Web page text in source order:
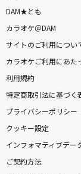
DAM★とも
カラオケ＠DAM
サイトのご利用につい
カラオケご利用にあた
利用規約
特定商取引法に基づく
プライバシーポリシー
クッキー設定
インフォマティブデー
ご契約方法